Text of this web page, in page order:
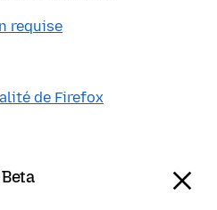
requise
de Firefox